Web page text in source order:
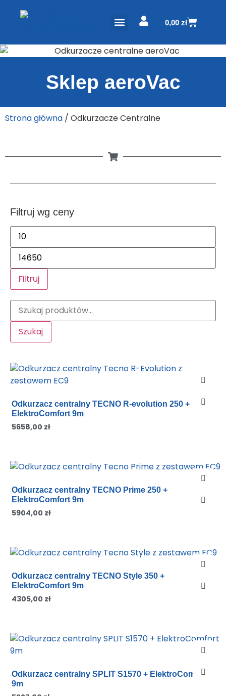
0,00zł
Sklep aeroVac
Strona główna / Odkurzacze Centralne
Filtruj wg ceny
Filtruj
Szukaj
Odkurzacz centralny TECNO R-evolution 250 +
ElektroComfort 9m
5658,00 zł
Odkurzacz centralny TECNO Prime 250 +
ElektroComfort 9m
5904,00 zł
Odkurzacz centralny TECNO Style 350 +
ElektroComfort 9m
4305,00 zł
Odkurzacz centralny SPLIT S1570 + ElektroComfort
9m